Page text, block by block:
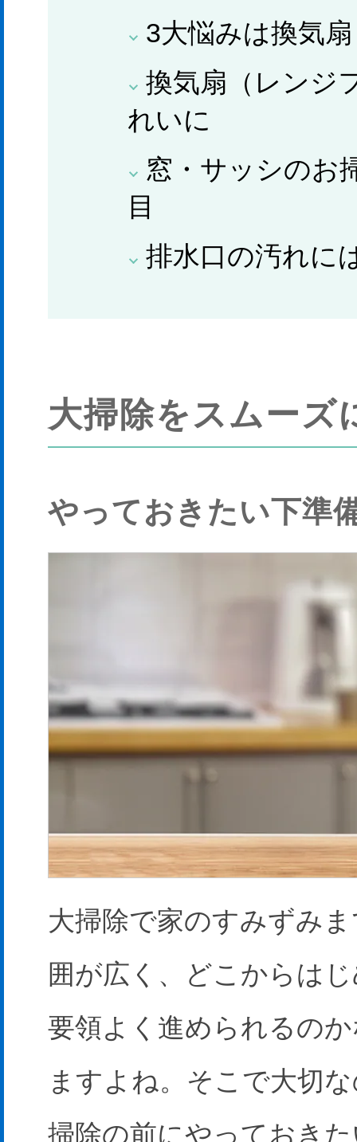
3大悩みは換気
換気扇（レンジ
れいに
窓・サッシのお
目
排水口の汚れに
大掃除をスムーズ
やっておきたい下準
大掃除で家のすみずみ
囲が広く、どこからは
要領よく進められるの
ますよね。そこで大切
掃除の前にやっておき